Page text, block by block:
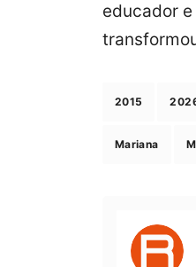
educador
2015
Mariana